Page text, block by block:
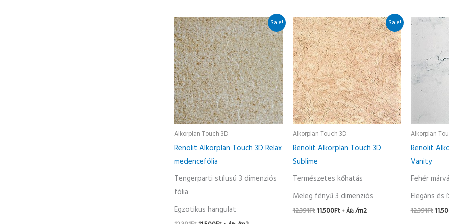
Sale!
Alkorplan Touch 3D
Renolit Alkorplan Touch 3D Relax
medencefólia
Tengerparti stílusú 3 dimenziós
fólia
Egzotikus hangulat
Original
price
was:
12.391Ft.
Current
price
is:
11.500Ft.
Sale!
Alkorplan Touch 3D
Renolit Alkorplan Touch 3D
Sublime
Természetes kőhatás
Meleg fényű 3 dimenziós
12.391Ft
Original
price
was:
12.391Ft.
11.500Ft
Current
price
is:
11.500Ft.
+ Áfa/m2
Alkorplan
Renolit
Vanity
Fehér
Elegáns és
12.391Ft
price